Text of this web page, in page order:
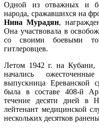
Одной из отважных и
народа, сражавшихся на
Нина Мурадян,
Она участвовала в
со своими боевыми
гитлеровцев.
Летом 1942 г. на Кубани,
начались
выпускница Ереванской
была в составе 408-й
течение десяти дней в
лейтенант медицинской
нескольких десятков